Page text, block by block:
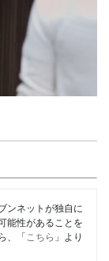
ンネットが独自に
能性があることを
、「 こちら 」より